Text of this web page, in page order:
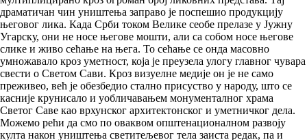
драматичан чин уништења заправо је поспешио продукцију
његовог лика. Када Срби током Велике сеобе прелазе у Јужну
Угарску, они не носе његове мошти, али са собом носе његове
слике и живо сећање на њега. То сећање се онда масовно
умножавало кроз уметност, која је преузела улогу главног чувара
свести о Светом Сави. Кроз визуелне медије он је не само
преживео, већ је обезбедио стално присуство у народу, што се
касније крунисало и уобличавањем монументалног храма
Светог Саве као врхунског архитектонског и уметничког дела.
Можемо рећи да смо по оваквом општенационалном развоју
култа након уништења светитељевог тела заиста редак, па и